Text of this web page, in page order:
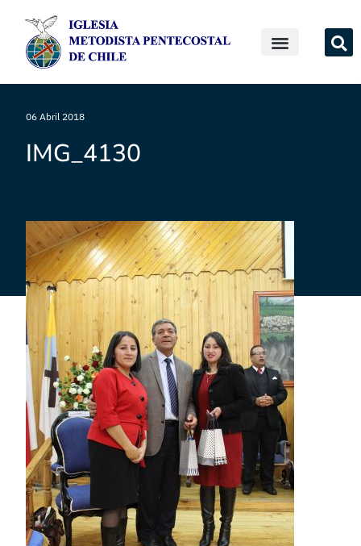
06 Abril 2018
IMG_4130